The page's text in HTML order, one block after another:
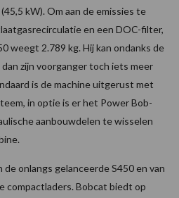
kW). Om aan de emissies te
en een DOC-filter,
weegt 2.789 kg. Hij kan ondanks de
zijn voorganger toch iets meer
is de machine uitgerust met
in optie is er het Power Bob-
aanbouwdelen te wisselen
de onlangs gelanceerde S450 en van
compactladers. Bobcat biedt op